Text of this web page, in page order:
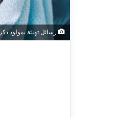
رسائل تهنئة بمولود ذكر